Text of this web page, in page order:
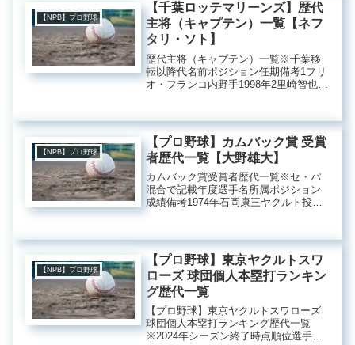
【NPB】プロ野球
【千葉ロッテマリーンズ】歴代
主将（キャプテン）一覧【ネフ
タリ・ソト】
歴代主将（キャプテン）一覧※千葉移
転以降代名前ポジション任期備考1フリ
オ・フランコ内野手1998年2里崎智也捕
2013年6鈴木大地内野手2014～201...
【NPB】プロ野球
【プロ野球】カムバック賞 受賞
者歴代一覧【大野雄大】
カムバック賞受賞者歴代一覧※セ・パ
混合で記載年度選手名所属ポジション
成績備考1974年石岡康三ヤクルト投手6
得1976年船田和英ヤクルト内野
手.302...
【NPB】プロ野球
【プロ野球】東京ヤクルトスワ
ローズ 球団個人本塁打ランキン
グ歴代一覧
【プロ野球】東京ヤクルトスワローズ
球団個人本塁打ランキング歴代一覧
※2024年シーズン終了時点順位選手名